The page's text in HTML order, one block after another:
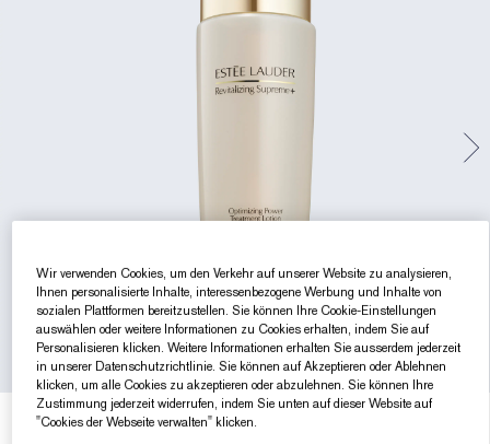
Resilience Multi-Effect
Sonnenschutz Essentials
AERIN Sets & Geschenke
€66.00 €0.33/ml 200 ml
Wir verwenden Cookies, um den Verkehr auf unserer Website zu analysieren,
Ihnen personalisierte Inhalte, interessenbezogene Werbung und Inhalte von
sozialen Plattformen bereitzustellen. Sie können Ihre Cookie-Einstellungen
auswählen oder weitere Informationen zu Cookies erhalten, indem Sie auf
Personalisieren klicken. Weitere Informationen erhalten Sie ausserdem jederzeit
in unserer Datenschutzrichtlinie. Sie können auf Akzeptieren oder Ablehnen
klicken, um alle Cookies zu akzeptieren oder abzulehnen. Sie können Ihre
Zustimmung jederzeit widerrufen, indem Sie unten auf dieser Website auf
"Cookies der Webseite verwalten" klicken.